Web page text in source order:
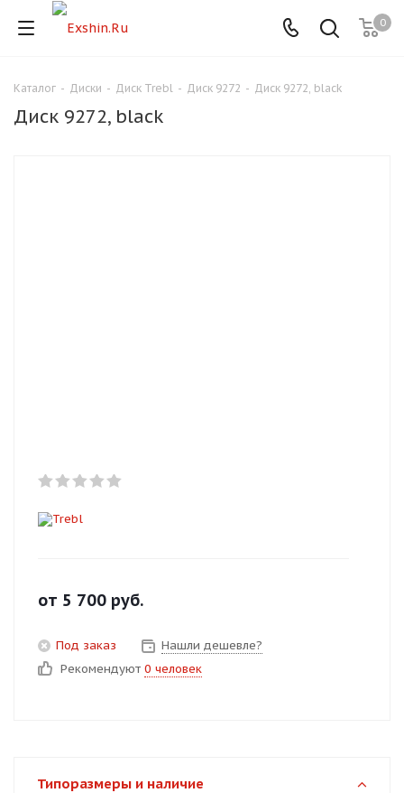
0
Каталог - Диски - Диск Trebl - Диск 9272 - Диск 9272, black
Диск 9272, black
от 5 700 руб.
Под заказ
Нашли дешевле?
Рекомендуют 0 человек
Типоразмеры и наличие
Для клиентов всех банков
Оплачивайте сегодня только
Получайте товар
Оставшиеся75% будут